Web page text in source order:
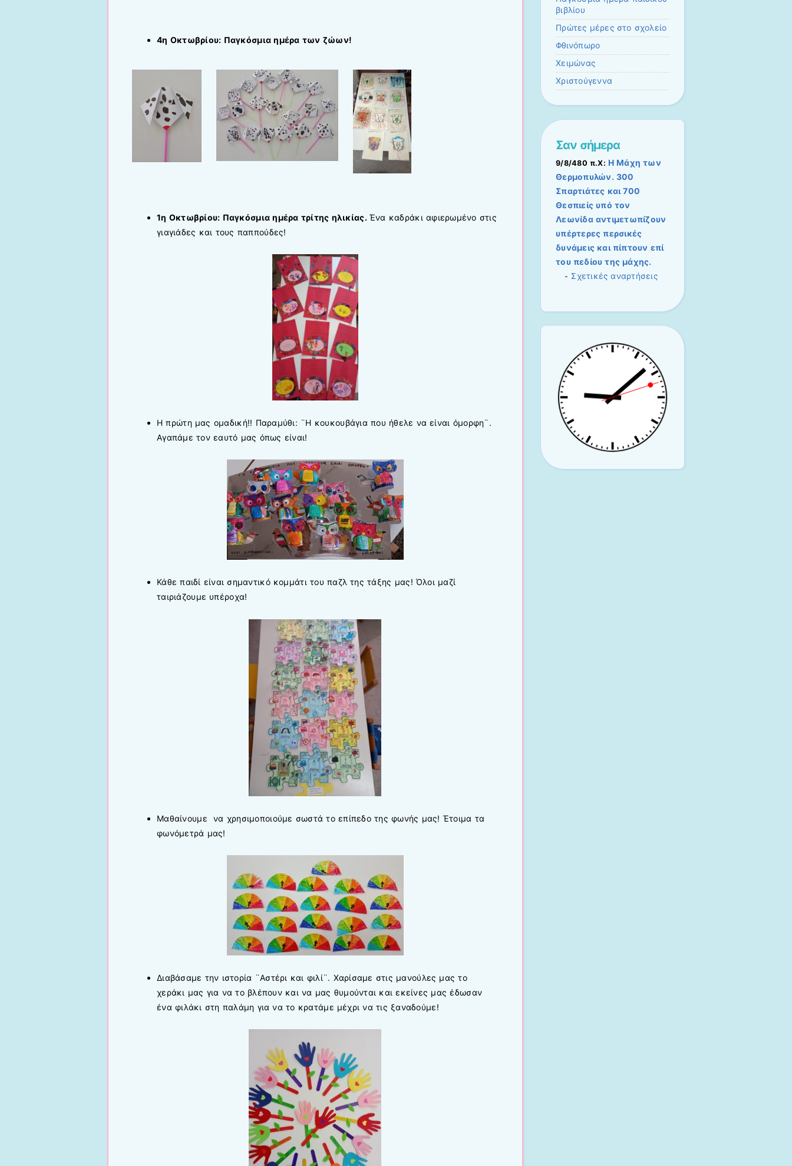
4η Οκτωβρίου: Παγκόσμια ημέρα των ζώων!
1η Οκτωβρίου: Παγκόσμια ημέρα τρίτης ηλικίας. Ένα καδράκι αφιερωμένο στις
γιαγιάδες και τους παππούδες!
Η πρώτη μας ομαδική!! Παραμύθι: ¨Η κουκουβάγια που ήθελε να είναι όμορφη¨.
Αγαπάμε τον εαυτό μας όπως είναι!
Κάθε παιδί είναι σημαντικό κομμάτι του παζλ της τάξης μας! Όλοι μαζί
ταιριάζουμε υπέροχα!
Μαθαίνουμε να χρησιμοποιούμε σωστά το επίπεδο της φωνής μας! Έτοιμα τα
φωνόμετρά μας!
Διαβάσαμε την ιστορία ¨Αστέρι και φιλί¨. Χαρίσαμε στις μανούλες μας το
χεράκι μας για να το βλέπουν και να μας θυμούνται και εκείνες μας έδωσαν
ένα φιλάκι στη παλάμη για να το κρατάμε μέχρι να τις ξαναδούμε!
βιβλίου
Πρώτες μέρες στο σχολείο
Φθινόπωρο
Χειμώνας
Χριστούγεννα
Σαν σήμερα
9/8/480 π.Χ: Η Μάχη των
Θερμοπυλών. 300
Σπαρτιάτες και 700
Θεσπιείς υπό τον
Λεωνίδα αντιμετωπίζουν
υπέρτερες περσικές
δυνάμεις και πίπτουν επί
του πεδίου της μάχης.
- Σχετικές αναρτήσεις